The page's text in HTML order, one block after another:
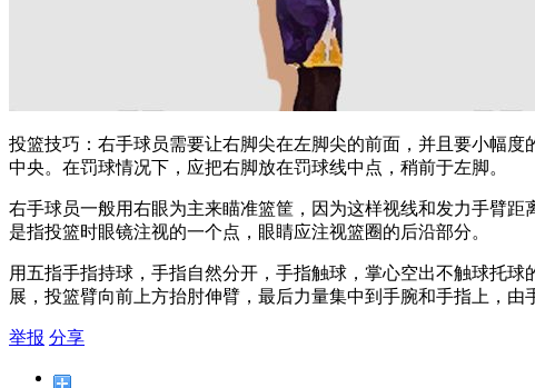
投篮技巧：右手球员需要让右脚尖在左脚尖的前面，并且要小幅
中央。在罚球情况下，应把右脚放在罚球线中点，稍前于左脚。
右手球员一般用右眼为主来瞄准篮筐，因为这样视线和发力手臂
是指投篮时眼镜注视的一个点，眼睛应注视篮圈的后沿部分。
用五指手指持球，手指自然分开，手指触球，掌心空出不触球托
展，投篮臂向前上方抬肘伸臂，最后力量集中到手腕和手指上，
举报 分享